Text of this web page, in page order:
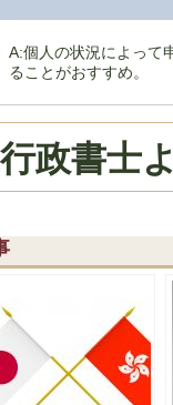
A:個人の状況によって
ることがおすすめ。
政書士